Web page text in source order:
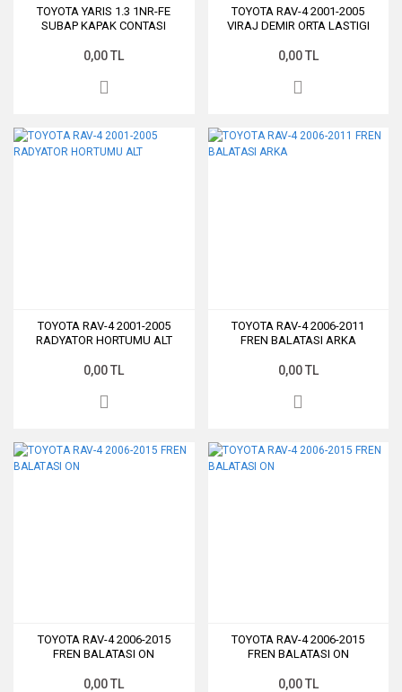
TOYOTA YARIS 1.3 1NR-FE
SUBAP KAPAK CONTASI
0,00 TL
TOYOTA RAV-4 2001-2005
VIRAJ DEMIR ORTA LASTIGI
0,00 TL
TOYOTA RAV-4 2001-2005
RADYATOR HORTUMU ALT
0,00 TL
TOYOTA RAV-4 2006-2011
FREN BALATASI ARKA
0,00 TL
TOYOTA RAV-4 2006-2015
FREN BALATASI ON
0,00 TL
TOYOTA RAV-4 2006-2015
FREN BALATASI ON
0,00 TL